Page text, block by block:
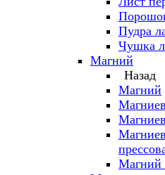
Пудра
Чушка
Магний
Назад
Магний
Магний